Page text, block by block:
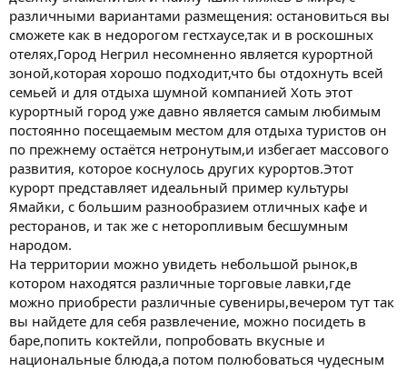
различными вариантами размещения: остановиться вы
сможете как в недорогом гестхаусе,так и в роскошных
отелях,Город Негрил несомненно является курортной
зоной,которая хорошо подходит,что бы отдохнуть всей
семьей и для отдыха шумной компанией Хоть этот
курортный город уже давно является самым любимым
постоянно посещаемым местом для отдыха туристов он
по прежнему остаётся нетронутым,и избегает массового
развития, которое коснулось других курортов.Этот
курорт представляет идеальный пример культуры
Ямайки, с большим разнообразием отличных кафе и
ресторанов, и так же с неторопливым бесшумным
народом.
На территории можно увидеть небольшой рынок,в
котором находятся различные торговые лавки,где
можно приобрести различные сувениры,вечером тут так
вы найдете для себя развлечение, можно посидеть в
баре,попить коктейли, попробовать вкусные и
национальные блюда,а потом полюбоваться чудесным